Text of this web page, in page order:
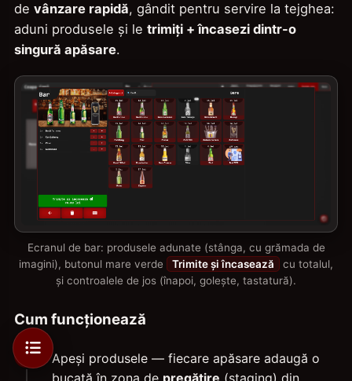
de vânzare rapidă, gândit pentru servire la tejghea:
aduni produsele și le trimiți + încasezi dintr-o
singură apăsare.
Ecranul de bar: produsele adunate (stânga, cu grămada de
imagini), butonul mare verde
Trimite și încasează
cu totalul,
și controalele de jos (înapoi, golește, tastatură).
Cum funcționează
Apeși produsele — fiecare apăsare adaugă o